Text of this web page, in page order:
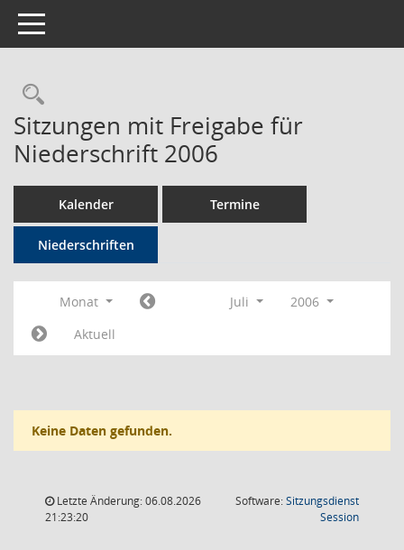
Toggle navigation
Rechercheauswahl
Sitzungen mit Freigabe für
Niederschrift 2006
Kalender Termine
Niederschriften
Monat Juli
2006
Aktuell
Keine Daten gefunden.
Letzte Änderung: 06.08.2026
21:23:20
Software:Sitzungsdienst
Session(Wird in